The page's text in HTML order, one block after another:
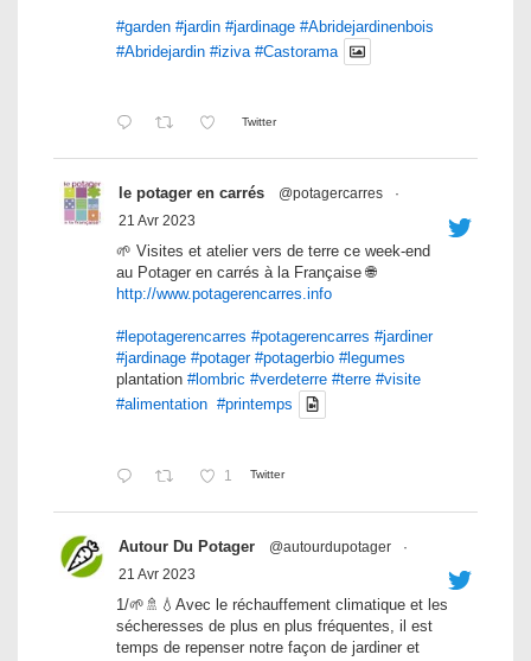
#garden #jardin #jardinage #Abridejardinenbois
#Abridejardin #iziva #Castorama
Twitter
le potager en carrés @potagercarres
·
21 Avr 2023
🌱 Visites et atelier vers de terre ce week-end
au Potager en carrés à la Française 🌐
http://www.potagerencarres.info
#lepotagerencarres #potagerencarres #jardiner
#jardinage #potager #potagerbio #legumes
plantation #lombric #verdeterre #terre #visite
#alimentation #printemps
1 Twitter
Autour Du Potager @autourdupotager
·
21 Avr 2023
1/🌱🚿💧Avec le réchauffement climatique et les
sécheresses de plus en plus fréquentes, il est
temps de repenser notre façon de jardiner et